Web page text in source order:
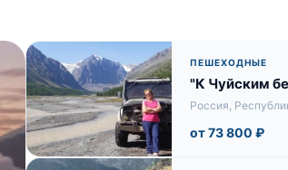
ПЕШЕХОДНЫЕ
"К Чуйским
Россия,
от 73 800 ₽